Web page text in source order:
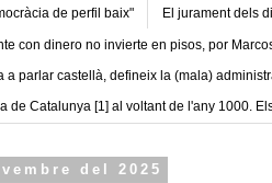
de perfil baix" El jurament dels
con dinero no invierte en pisos, por
a parlar castellà, defineix la (mala)
de Catalunya [1] al voltant de l'any 1000.
del 2025